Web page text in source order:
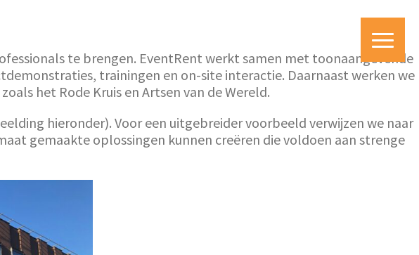
te brengen. EventRent werkt samen met toonaangevende
trainingen en on-site interactie. Daarnaast werken we
het Rode Kruis en Artsen van de Wereld.
hieronder). Voor een uitgebreider voorbeeld verwijzen we naar
gemaakte oplossingen kunnen creëren die voldoen aan strenge